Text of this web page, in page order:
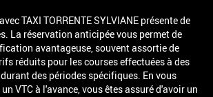
TAXI TORRENTE SYLVIANE présente de
La réservation anticipée vous permet de
avantageuse, souvent assortie de
réduits pour les courses effectuées à des
des périodes spécifiques. En vous
VTC à l'avance, vous êtes assuré d'avoir un